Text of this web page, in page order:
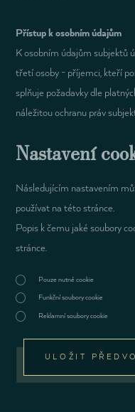
Přístup k osobním údajům
K osobním údajům subjektů
třetí osoby - příjemci, kteří
splňuje požadavky dle
náležitou ochranu práv
Nastavení
Následujícím nastavením
používat na této stránce.
Popis k čemu jaké soubory
stránce.
Pouze nutné cookie
Funkční soubory cookie
Reklamní soubory cookie
ULOŽIT